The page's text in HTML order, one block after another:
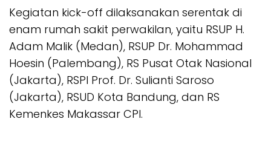
Kegiatan kick-off dilaksanakan serentak di
enam rumah sakit perwakilan, yaitu RSUP H.
Adam Malik (Medan), RSUP Dr. Mohammad
Hoesin (Palembang), RS Pusat Otak Nasional
(Jakarta), RSPI Prof. Dr. Sulianti Saroso
(Jakarta), RSUD Kota Bandung, dan RS
Kemenkes Makassar CPI.